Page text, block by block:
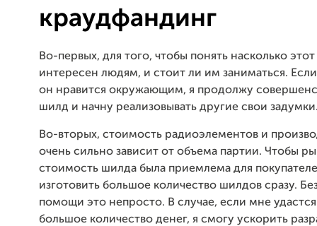
краудфандинг
Во-первых, для того, чтобы понять насколько
интересен людям, и стоит ли им заниматься.
он нравится окружающим, я продолжу
шилд и начну реализовывать другие свои
Во-вторых, стоимость радиоэлементов и
очень сильно зависит от объема партии. Чтобы
стоимость шилда была приемлема для
изготовить большое количество шилдов сразу.
помощи это непросто. В случае, если мне
большое количество денег, я смогу ускорить